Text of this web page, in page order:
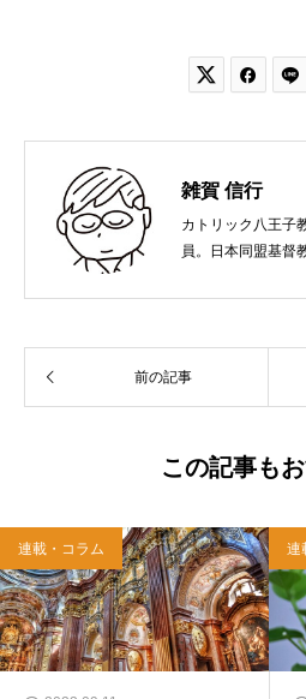
 
雑賀 信行
カトリック八王子
員。日本同盟基督
れ。関西学院大学
て、雜賀編集工房
前の記事
この記事も
連載・コラム 連